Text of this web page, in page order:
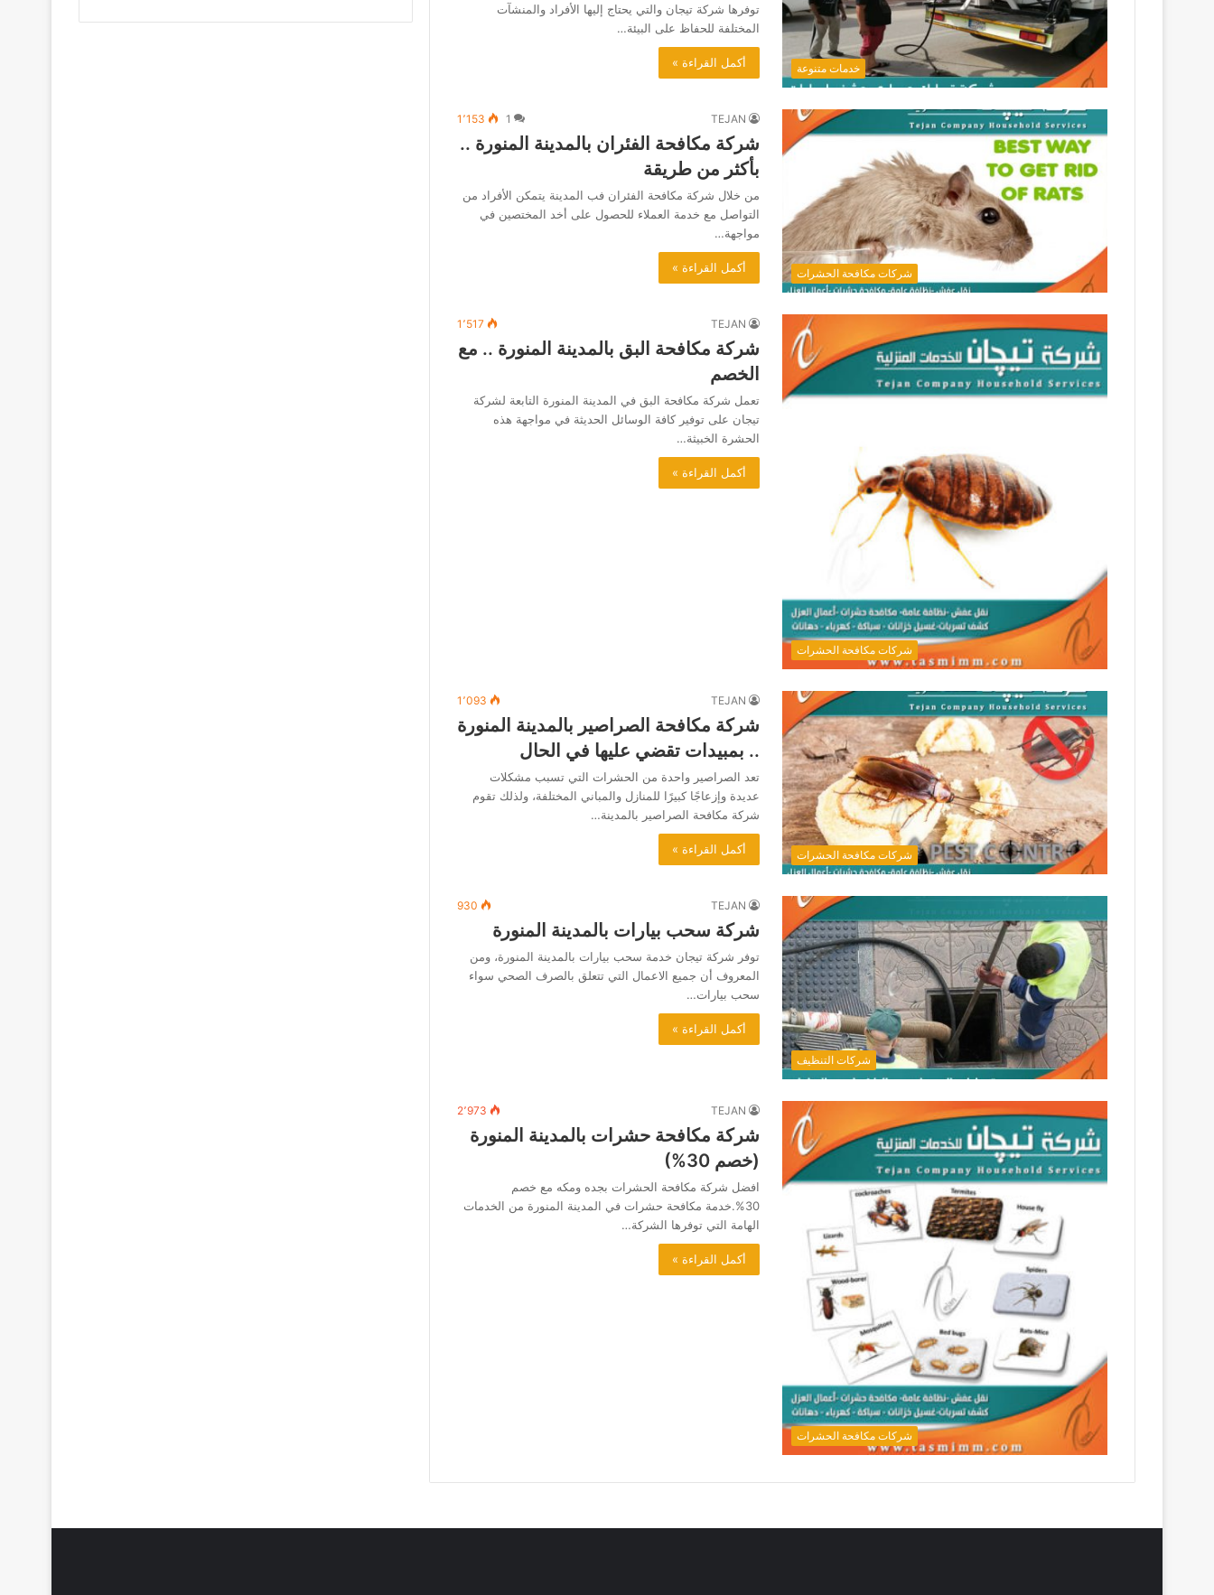
خدمات متنوعة
توفرها شركة تيجان والتي يحتاج إليها الأفراد والمنشآت
المختلفة للحفاظ على البيئة…
أكمل القراءة »
شركات مكافحة الحشرات
TEJAN
1 1٬153
شركة مكافحة الفئران بالمدينة المنورة ..
بأكثر من طريقة
من خلال شركة مكافحة الفئران فب المدينة يتمكن الأفراد من
التواصل مع خدمة العملاء للحصول على أخد المختصين في
مواجهة…
أكمل القراءة »
شركات مكافحة الحشرات
TEJAN 1٬517
شركة مكافحة البق بالمدينة المنورة .. مع
الخصم
تعمل شركة مكافحة البق في المدينة المنورة التابعة لشركة
تيجان على توفير كافة الوسائل الحديثة في مواجهة هذه
الحشرة الخبيثة…
أكمل القراءة »
شركات مكافحة الحشرات
TEJAN 1٬093
شركة مكافحة الصراصير بالمدينة المنورة
.. بمبيدات تقضي عليها في الحال
تعد الصراصير واحدة من الحشرات التي تسبب مشكلات
عديدة وإزعاجًا كبيرًا للمنازل والمباني المختلفة، ولذلك تقوم
شركة مكافحة الصراصير بالمدينة…
أكمل القراءة »
شركات التنظيف
TEJAN
930
شركة سحب بيارات بالمدينة المنورة
توفر شركة تيجان خدمة سحب بيارات بالمدينة المنورة، ومن
المعروف أن جميع الاعمال التي تتعلق بالصرف الصحي سواء
سحب بيارات…
أكمل القراءة »
شركات مكافحة الحشرات
TEJAN 2٬973
شركة مكافحة حشرات بالمدينة المنورة
(خصم 30%)
افضل شركة مكافحة الحشرات بجده ومكه مع خصم
30%.خدمة مكافحة حشرات في المدينة المنورة من الخدمات
الهامة التي توفرها الشركة…
أكمل القراءة »